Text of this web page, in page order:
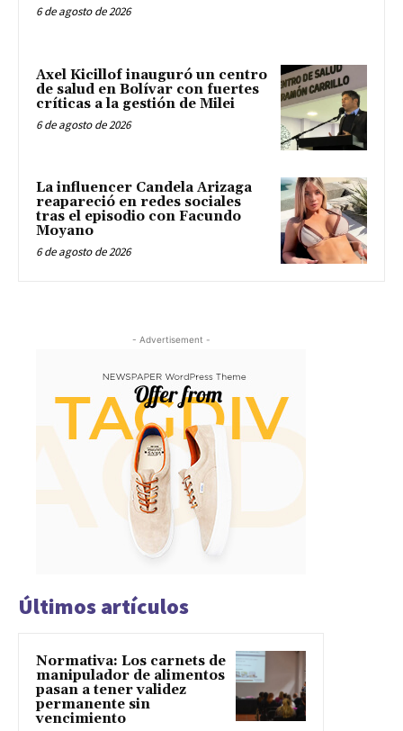
6 de agosto de 2026
Axel Kicillof inauguró un centro
de salud en Bolívar con fuertes
críticas a la gestión de Milei
6 de agosto de 2026
La influencer Candela Arizaga
reapareció en redes sociales
tras el episodio con Facundo
Moyano
6 de agosto de 2026
- Advertisement -
Últimos artículos
Normativa: Los carnets de
manipulador de alimentos
pasan a tener validez
permanente sin
vencimiento